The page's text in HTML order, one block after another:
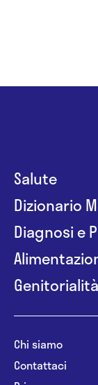
Salute
Dizionario
Diagnosi e
Genitorialità
Chi siamo
Contattaci